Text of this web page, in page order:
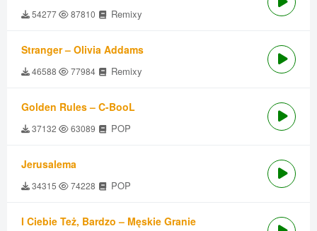
54277 87810 Remixy
Stranger – Olivia Addams
46588 77984 Remixy
Golden Rules – C-BooL
37132 63089 POP
Jerusalema
34315 74228 POP
I Ciebie Też, Bardzo – Męskie Granie